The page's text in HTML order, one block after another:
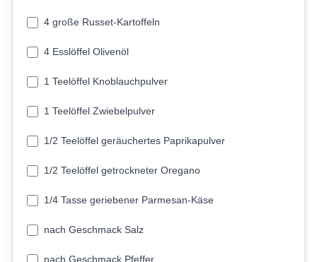
4 große Russet-Kartoffeln
4 Esslöffel Olivenöl
1 Teelöffel Knoblauchpulver
1 Teelöffel Zwiebelpulver
1/2 Teelöffel geräuchertes Paprikapulver
1/2 Teelöffel getrockneter Oregano
1/4 Tasse geriebener Parmesan-Käse
nach Geschmack Salz
nach Geschmack Pfeffer